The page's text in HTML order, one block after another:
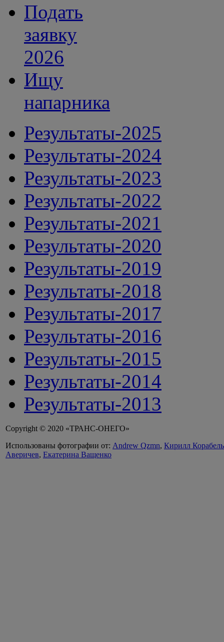
Подать
заявку
2026
Ищу
напарника
Результаты-2025
Результаты-2024
Результаты-2023
Результаты-2022
Результаты-2021
Результаты-2020
Результаты-2019
Результаты-2018
Результаты-2017
Результаты-2016
Результаты-2015
Результаты-2014
Результаты-2013
Copyright © 2020 «ТРАНС-ОНЕГО»
Использованы фотографии от: Andrew Qzmn, Кирилл
Аверичев, Екатерина Ващенко